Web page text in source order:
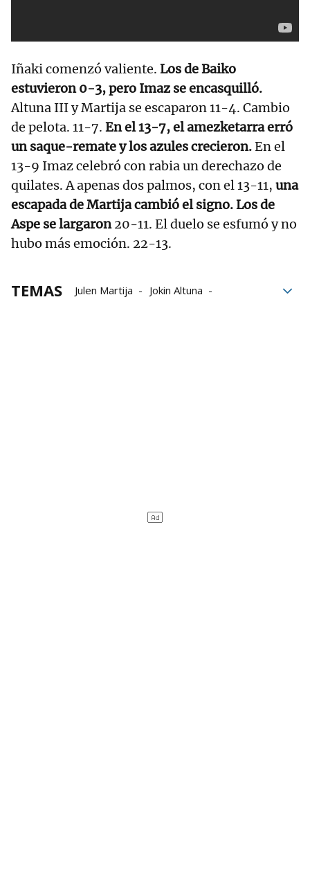
Iñaki comenzó valiente. Los de Baiko
estuvieron 0-3, pero Imaz se encasquilló.
Altuna III y Martija se escaparon 11-4. Cambio
de pelota. 11-7. En el 13-7, el amezketarra erró
un saque-remate y los azules crecieron.En el
13-9 Imaz celebró con rabia un derechazo de
quilates. A apenas dos palmos, con el 13-11, una
escapada de Martija cambió el signo. Los de
Aspe se largaron20-11. El duelo se esfumó y no
hubo más emoción. 22-13.
TEMAS Julen Martija
Jokin Altuna